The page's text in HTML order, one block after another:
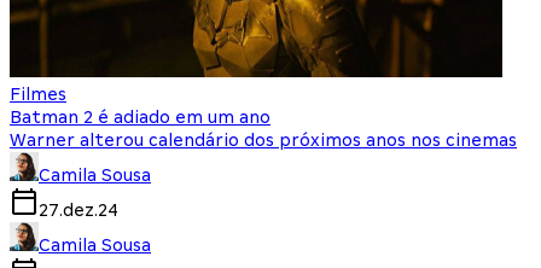
Filmes
Batman 2 é adiado em um ano
Warner alterou calendário dos próximos anos nos cinemas
Camila Sousa
27.dez.24
Camila Sousa